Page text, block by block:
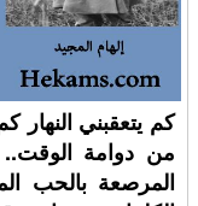
كم يتعقبني النهار
من دوامة
المرصعة بالحب